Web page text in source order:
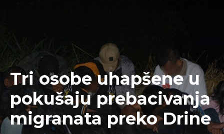
Tri osobe uhapšene u
pokušaju prebacivanja
migranata preko Drine